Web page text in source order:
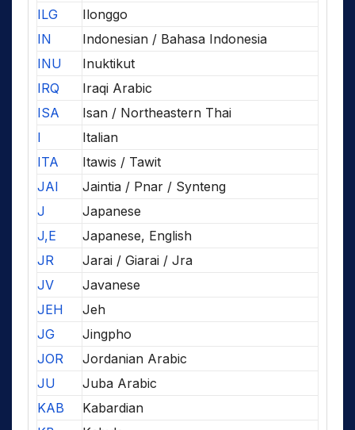
ILG
Ilonggo
IN
Indonesian / Bahasa Indonesia
INU
Inuktikut
IRQ
Iraqi Arabic
ISA
Isan / Northeastern Thai
I
Italian
ITA
Itawis / Tawit
JAI
Jaintia / Pnar / Synteng
J
Japanese
J,E
Japanese, English
JR
Jarai / Giarai / Jra
JV
Javanese
JEH
Jeh
JG
Jingpho
JOR
Jordanian Arabic
JU
Juba Arabic
KAB
Kabardian